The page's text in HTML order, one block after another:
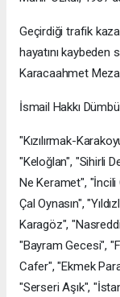
Geçirdiği trafik
hayatını kaybeden
Karacaahmet
İsmail Hakkı
"Kızılırmak-
"Keloğlan", "Sihirli
Ne Keramet", "İncili
Çal Oynasın",
Karagöz",
"Bayram Gecesi",
Cafer", "Ekmek
"Serseri Aşık",